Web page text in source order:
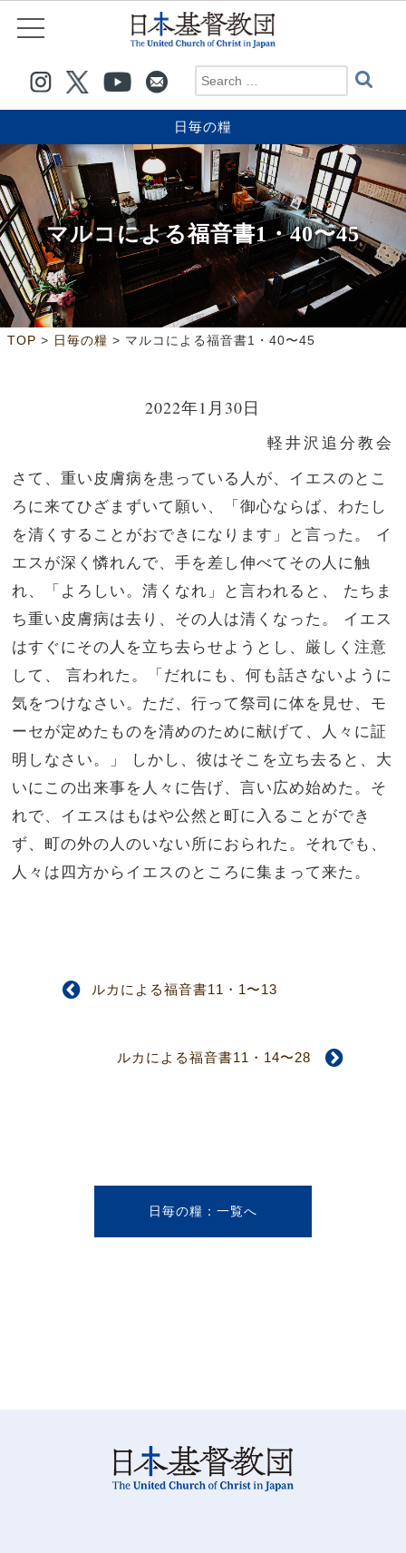
日毎の糧
マルコによる福音書1・40〜45
TOP > 日毎の糧 > マルコによる福音書1・40〜45
2022年1月30日
軽井沢追分教会
さて、重い皮膚病を患っている人が、イエスのとこ
ろに来てひざまずいて願い、「御心ならば、わたし
を清くすることがおできになります」と言った。
イ
エスが深く憐れんで、手を差し伸べてその人に触
れ、「よろしい。清くなれ」と言われると、
たちま
ち重い皮膚病は去り、その人は清くなった。
イエス
はすぐにその人を立ち去らせようとし、厳しく注意
して、
言われた。「だれにも、何も話さないように
気をつけなさい。ただ、行って祭司に体を見せ、モ
ーセが定めたものを清めのために献げて、人々に証
明しなさい。」
しかし、彼はそこを立ち去ると、大
いにこの出来事を人々に告げ、言い広め始めた。そ
れで、イエスはもはや公然と町に入ることができ
ず、町の外の人のいない所におられた。それでも、
人々は四方からイエスのところに集まって来た。
ルカによる福音書11・1〜13
ルカによる福音書11・14〜28
日毎の糧